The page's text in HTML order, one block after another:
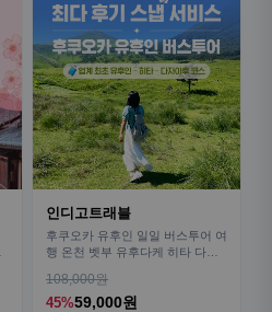
인디고트래블
후쿠오카 유후인 일일 버스투어 여
행 온천 벳부 유후다케 히타 다자
108,000원
45%59,000원